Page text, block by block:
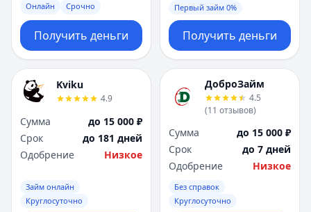
Онлайн Срочно
Получить деньги
Первый займ 0%
Получить деньги
Kviku
4.9
Сумма
до 15 000 ₽
Срок
до 181 дней
Одобрение
Низкое
Займ онлайн
Круглосуточно
ДоброЗайм
4.5
(11 отзывов)
Сумма
до 15 000 ₽
Срок
до 7 дней
Одобрение
Низкое
Без справок
Круглосуточно